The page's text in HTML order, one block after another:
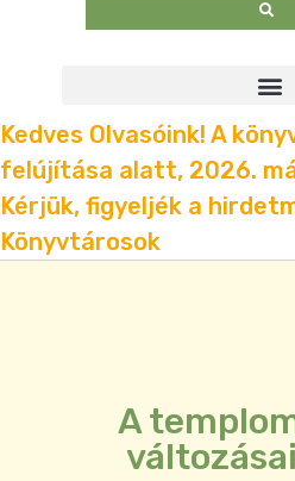
Kedves Olvasóink! A
felújítása alatt, 2026.
Kérjük, figyeljék a
Könyvtárosok
A